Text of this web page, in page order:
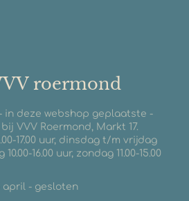
roermond
in deze webshop geplaatste -
VVV Roermond, Markt 17.
17.00 uur, dinsdag t/m vrijdag
10.00-16.00 uur, zondag 11.00-15.00
april - gesloten